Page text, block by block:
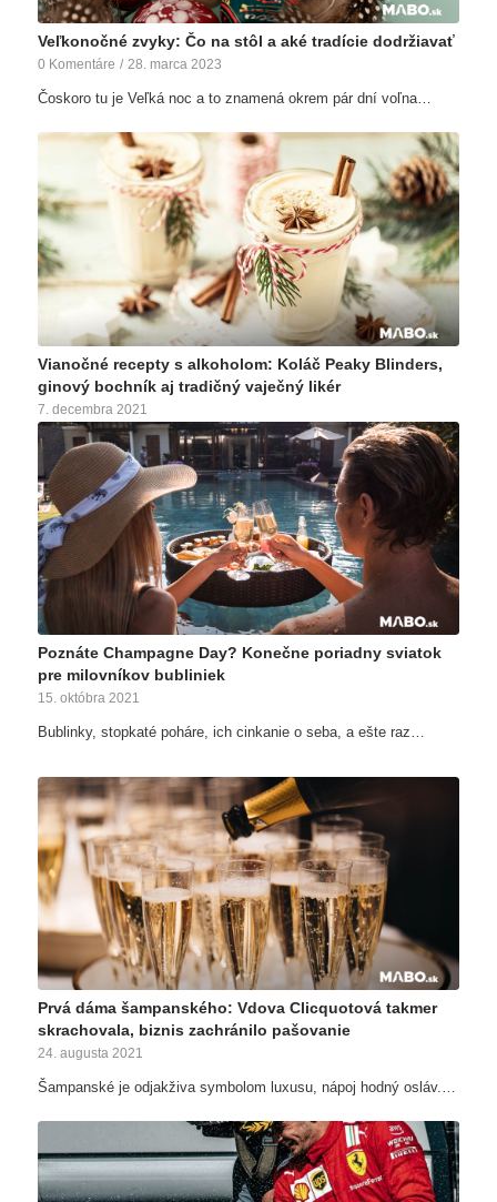
Veľkonočné zvyky: Čo na stôl a aké tradície dodržiavať
0 Komentáre / 28. marca 2023
Čoskoro tu je Veľká noc a to znamená okrem pár dní voľna…
Vianočné recepty s alkoholom: Koláč Peaky Blinders,
ginový bochník aj tradičný vaječný likér
7. decembra 2021
Každá rodina má svoje rokmi overené vianočné recepty.…
Poznáte Champagne Day? Konečne poriadny sviatok
pre milovníkov bubliniek
15. októbra 2021
Bublinky, stopkaté poháre, ich cinkanie o seba, a ešte raz…
Prvá dáma šampanského: Vdova Clicquotová takmer
skrachovala, biznis zachránilo pašovanie
24. augusta 2021
Šampanské je odjakživa symbolom luxusu, nápoj hodný osláv.…